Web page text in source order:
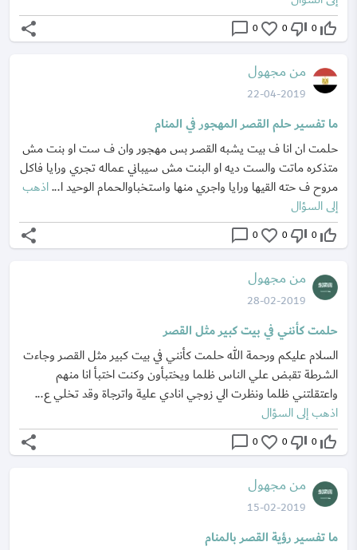
thumb_up_off_alt
0
thumb_down_off_alt
0
favorite_border
0
chat_bubble_outline
share
من مجهول
22-04-2019
ما تفسير حلم القصر المهجور في المنام
حلمت ان انا ف بيت يشبه القصر بس مهجور وان ف ست او بنت مش
متذكره ماتت والست ديه او البنت مش سيباني عماله تجري ورايا فاكل
مروح ف حته القيها ورايا واجري منها واستخباوالحمام الوحيد ا...اذهب
إلى السؤال
thumb_up_off_alt
0
thumb_down_off_alt
0
favorite_border
0
chat_bubble_outline
share
من مجهول
28-02-2019
حلمت كأنني في بيت كبير مثل القصر
السلام عليكم ورحمة الله حلمت كأنني في بيت كبير مثل القصر وجاءت
الشرطة تقبض علي الناس ظلما ويختبأون وكنت اختبأ انا منهم
واعتقلتني ظلما ونظرت الي زوجي انادي علية واترجاة وقد تخلي ع...
اذهب إلى السؤال
thumb_up_off_alt
0
thumb_down_off_alt
0
favorite_border
0
chat_bubble_outline
share
من مجهول
15-02-2019
ما تفسير رؤية القصر بالمنام